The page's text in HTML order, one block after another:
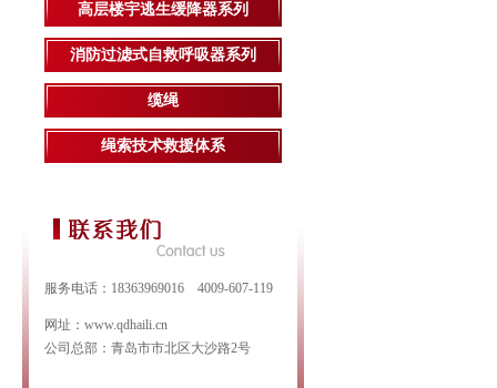
高层楼宇逃生缓降器系列
消防过滤式自救呼吸器系列
缆绳
绳索技术救援体系
服务电话：18363969016 4009-607-119
网址：www.qdhaili.cn
公司总部：青岛市市北区大沙路2号